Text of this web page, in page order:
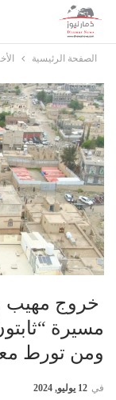
الصفحة الرئيسية
خروج مهيب
مسيرة
ومن تورط
في 12 يوليو, 2024